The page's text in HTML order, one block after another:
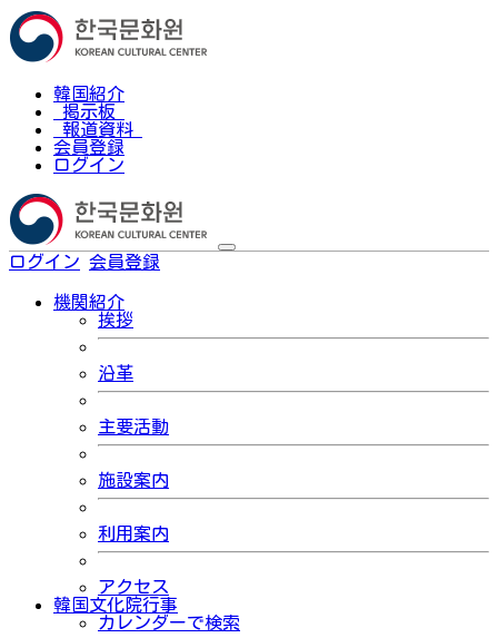
韓国紹介
掲示板
報道資料
会員登録
ログイン
ログイン 会員登録
機関紹介
挨拶
沿革
主要活動
施設案内
利用案内
アクセス
韓国文化院行事
カレンダーで検索